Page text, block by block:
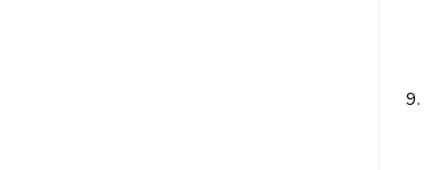
9.